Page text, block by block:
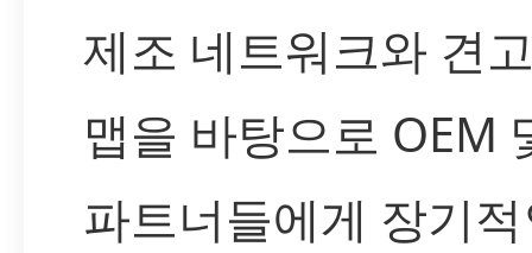
제조 네트워크와 견
맵을 바탕으로 OEM
파트너들에게 장기